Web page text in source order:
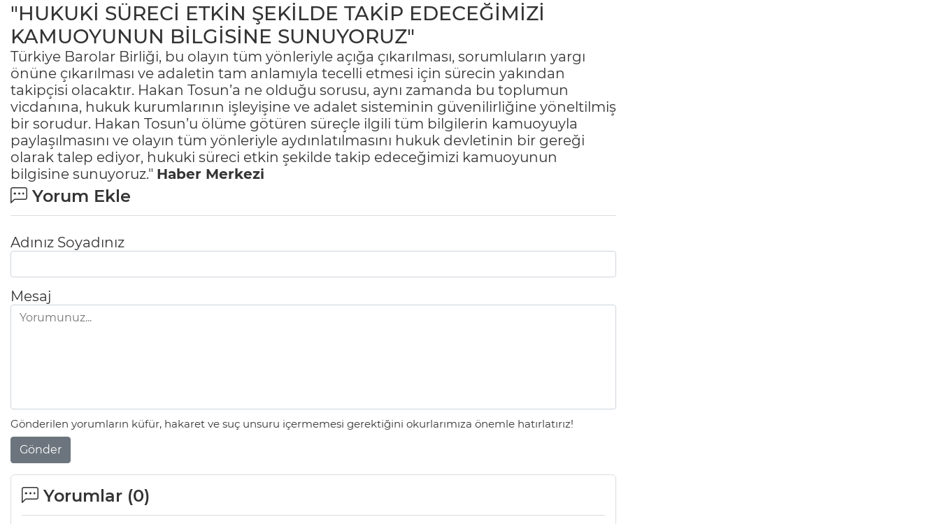
"HUKUKİ SÜRECİ ETKİN ŞEKİLDE TAKİP EDECEĞİMİZİ
KAMUOYUNUN BİLGİSİNE SUNUYORUZ"
Türkiye Barolar Birliği, bu olayın tüm yönleriyle açığa çıkarılması, sorumluların yargı
önüne çıkarılması ve adaletin tam anlamıyla tecelli etmesi için sürecin yakından
takipçisi olacaktır. Hakan Tosun’a ne olduğu sorusu, aynı zamanda bu toplumun
vicdanına, hukuk kurumlarının işleyişine ve adalet sisteminin güvenilirliğine yöneltilmiş
bir sorudur. Hakan Tosun’u ölüme götüren süreçle ilgili tüm bilgilerin kamuoyuyla
paylaşılmasını ve olayın tüm yönleriyle aydınlatılmasını hukuk devletinin bir gereği
olarak talep ediyor, hukuki süreci etkin şekilde takip edeceğimizi kamuoyunun
bilgisine sunuyoruz." Haber Merkezi
Yorum Ekle
Adınız Soyadınız
Mesaj
Gönderilen yorumların küfür, hakaret ve suç unsuru içermemesi gerektiğini okurlarımıza önemle hatırlatırız!
Gönder
Yorumlar (0)